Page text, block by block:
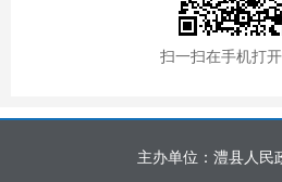
扫一扫在手机打
主办单位：澧县人民